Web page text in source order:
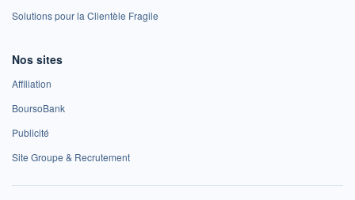
Solutions pour la Clientèle Fragile
Nos sites
Affiliation
BoursoBank
Publicité
Site Groupe & Recrutement